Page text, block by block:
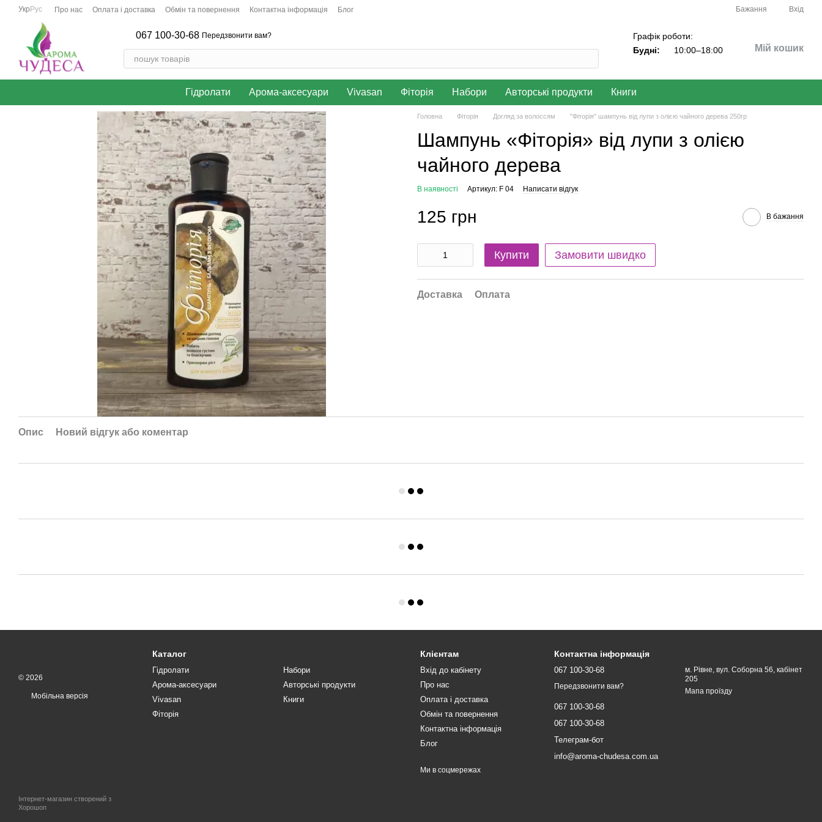
Перейти до основного контенту
Укр Рус Про нас Оплата і доставка Обмін та повернення Контактна інформація Блог Бажання Вхід
067 100-30-68 Передзвонити вам?
Графік роботи:
Будні:
10:00–18:00 Мій кошик
Гідролати Арома-аксесуари Vivasan Фіторія Набори Авторські продукти Книги
Головна Фіторія Догляд за волоссям "Фіторія" шампунь від лупи з олією чайного дерева 250гр
Шампунь «Фіторія» від лупи з олією
чайного дерева
В наявності Артикул: F 04 Написати відгук
125 грн В бажання
Купити Замовити швидко
Доставка Оплата
Опис Новий відгук або коментар
© 2026
Мобільна версія
Інтернет-магазин створений з
Хорошоп
Каталог
Гідролати
Арома-аксесуари
Vivasan
Фіторія
Набори
Авторські продукти
Книги
Клієнтам
Вхід до кабінету
Про нас
Оплата і доставка
Обмін та повернення
Контактна інформація
Блог
Ми в соцмережах
Контактна інформація
067 100-30-68
Передзвонити вам?
067 100-30-68
067 100-30-68
Телеграм-бот
info@aroma-chudesa.com.ua
м. Рівне, вул. Соборна 56, кабінет
205
Мапа проїзду